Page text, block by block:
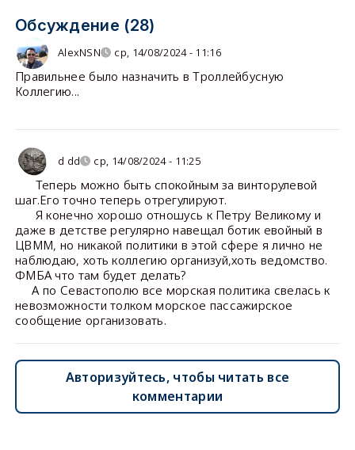
Обсуждение (28)
AlexNSN ср, 14/08/2024 - 11:16
Правильнее было назначить в Троллейбусную
Коллегию...
d dd ср, 14/08/2024 - 11:25
Теперь можно быть спокойным за винторулевой
шаг.Его точно теперь отрегулируют.
Я конечно хорошо отношусь к Петру Великому и
даже в детстве регулярно навещал ботик евойный в
ЦВММ, но никакой политики в этой сфере я лично не
наблюдаю, хоть коллегию организуй,хоть ведомство.
ФМБА что там будет делать?
А по Севастополю все морская политика свелась к
невозможности толком морское пассажирское
сообщение организовать.
Авторизуйтесь, чтобы читать все
комментарии